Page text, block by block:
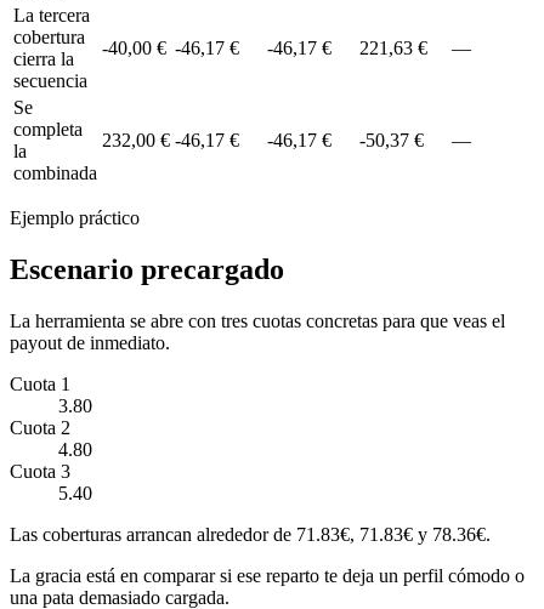
La tercera
cobertura
cierra la
secuencia
-40,00 € -46,17 € -46,17 € 221,63 € —
Se
completa
la
combinada
232,00 € -46,17 € -46,17 € -50,37 € —
Ejemplo práctico
Escenario precargado
La herramienta se abre con tres cuotas concretas para que veas el
payout de inmediato.
Cuota 1
3.80
Cuota 2
4.80
Cuota 3
5.40
Las coberturas arrancan alrededor de 71.83€, 71.83€ y 78.36€.
La gracia está en comparar si ese reparto te deja un perfil cómodo o
una pata demasiado cargada.